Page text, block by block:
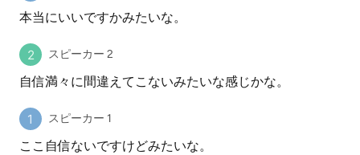
本当にいいですかみたいな。
スピーカー 2
自信満々に間違えてこないみたいな感じかな。
スピーカー 1
ここ自信ないですけどみたいな。